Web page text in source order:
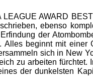
AWARD
ebenso
der
Alles beginnt mit einer
sich in New
zu arbeiten fürchtet.
der dunkelsten